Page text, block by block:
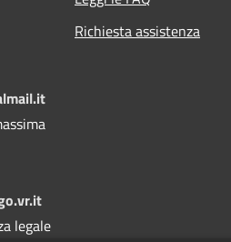
legale
Richiesta assistenza